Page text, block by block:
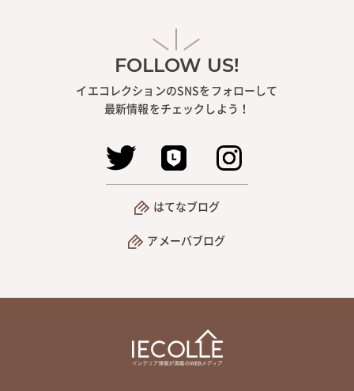
FOLLOW US!
イエコレクションのSNSをフォローして
最新情報をチェックしよう！
はてなブログ
アメーバブログ